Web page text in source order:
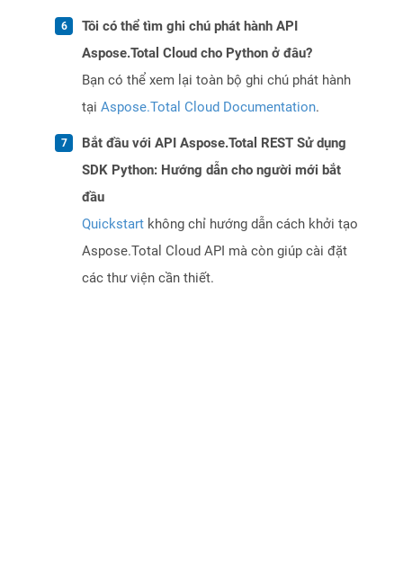
Tôi có thể tìm ghi chú phát hành API
Aspose.Total Cloud cho Python ở đâu?
Bạn có thể xem lại toàn bộ ghi chú phát hành
tại Aspose.Total Cloud Documentation.
Bắt đầu với API Aspose.Total REST Sử dụng
SDK Python: Hướng dẫn cho người mới bắt
đầu
Quickstart không chỉ hướng dẫn cách khởi tạo
Aspose.Total Cloud API mà còn giúp cài đặt
các thư viện cần thiết.